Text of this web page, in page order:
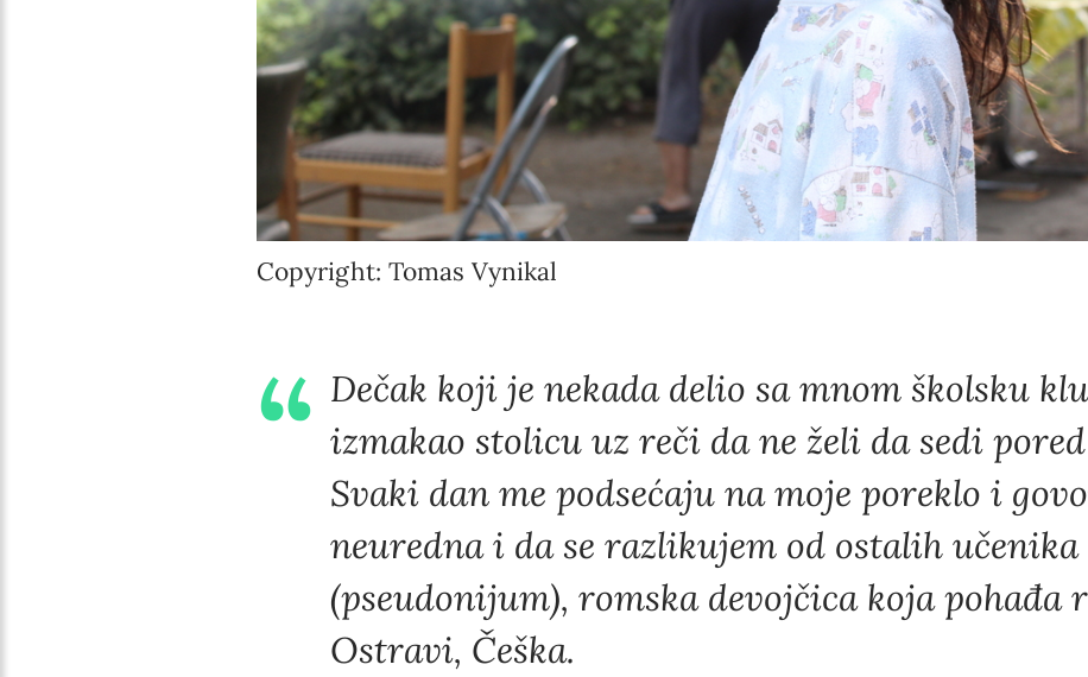
Copyright: Tomas Vynikal
Dečak koji je nekada delio sa mnom školsku
izmakao stolicu uz reči da ne želi da sedi
Svaki dan me podsećaju na moje poreklo i
neuredna i da se razlikujem od ostalih
(pseudonijum), romska devojčica koja pohađa
Ostravi, Češka.
Online education
SUBSCRIBE
I agree with Privacy Policy